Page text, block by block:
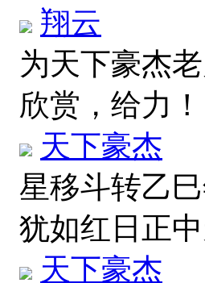
翔云
为天下豪杰
欣赏，给力！
天下豪杰
星移斗转乙
犹如红日正
天下豪杰